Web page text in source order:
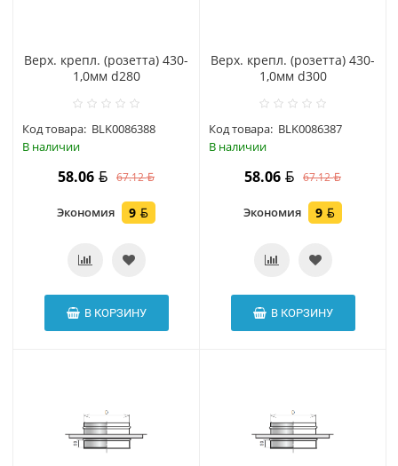
Верх. крепл. (розетта) 430-
1,0мм d280
Код товара: BLK0086388
В наличии
58.06 67.12
Экономия 9
В КОРЗИНУ
Верх. крепл. (розетта) 430-
1,0мм d300
Код товара: BLK0086387
В наличии
58.06 67.12
Экономия 9
В КОРЗИНУ